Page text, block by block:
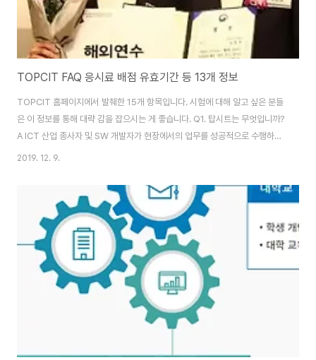
TOPCIT FAQ 응시료 배점 유효기간 등 13개 정보
TOPCIT 홈페이지에서 발췌한 15개 항목입니다. 시험에 대해 알고 싶은 분들
은 이 정보를 통해 대략 감을 잡으시는 게 좋습니다. Q1. 탑시트는 무엇입니까?
A ICT 산업 종사자 및 SW 개발자가 현장에서의 업무를 성공적으로 수행하는
데 요구되는 핵심 역량을 진단하고 평가하는 수행형 테스트입니다. Q2.
을 토대로 ICT를 전공한 인재들이 갖추어야 할 역량을 검증할 수 있도록 개발
되었습니다. 따라서 ICT 관련 전공 내용을 기본으로 TOPCIT을 준비하면 됩
니다. TOPCIT 공식 홈페이지(www.topcit.or.kr)에서는 가이드북, 교육체
계서, 문제해설 동영상 등을 제공하고 있습니다. 가이드북에는 TOPCIT 소개
2019. 12. 9.